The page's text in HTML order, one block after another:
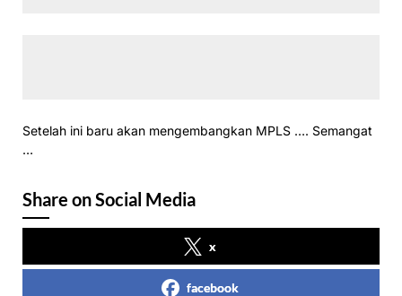
Setelah ini baru akan mengembangkan MPLS …. Semangat
…
Share on Social Media
x
facebook